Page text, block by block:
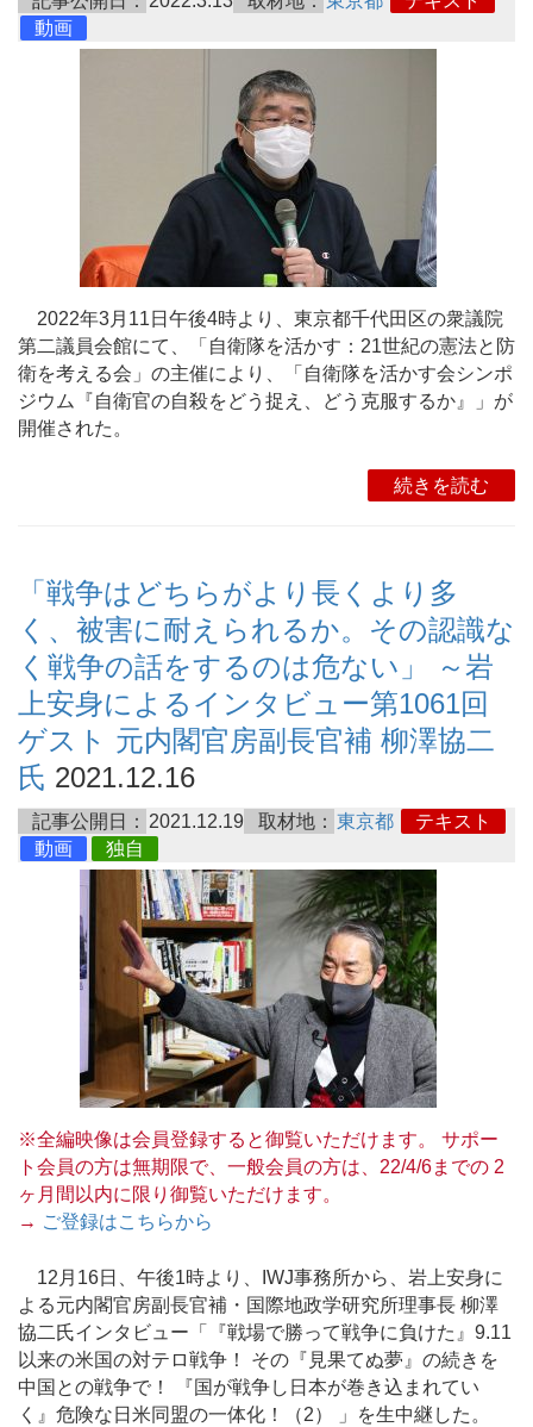
動画
2022年3月11日午後4時より、東京都千代田区の衆議院
第二議員会館にて、「自衛隊を活かす：21世紀の憲法と防
衛を考える会」の主催により、「自衛隊を活かす会シンポ
ジウム『自衛官の自殺をどう捉え、どう克服するか』」が
開催された。
続きを読む
「戦争はどちらがより長くより多
く、被害に耐えられるか。その認識な
く戦争の話をするのは危ない」 ～岩
上安身によるインタビュー第1061回
ゲスト 元内閣官房副長官補 柳澤協二
氏 2021.12.16
記事公開日： 2021.12.19 取材地： 東京都
テキスト
動画
独自
※全編映像は会員登録すると御覧いただけます。 サポー
ト会員の方は無期限で、一般会員の方は、22/4/6までの 2
ヶ月間以内に限り御覧いただけます。
→ ご登録はこちらから
12月16日、午後1時より、IWJ事務所から、岩上安身に
よる元内閣官房副長官補・国際地政学研究所理事長 柳澤
協二氏インタビュー「『戦場で勝って戦争に負けた』9.11
以来の米国の対テロ戦争！ その『見果てぬ夢』の続きを
中国との戦争で！ 『国が戦争し日本が巻き込まれてい
く』危険な日米同盟の一体化！（2） 」を生中継した。